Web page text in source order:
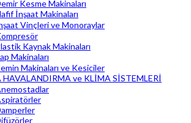
Kesme Makinaları
İnşaat Makinaları
Vinçleri ve Monoraylar
Kaynak Makinaları
Makinaları
Makinaları ve Kesiciler
ve KLİMA SİSTEMLERİ